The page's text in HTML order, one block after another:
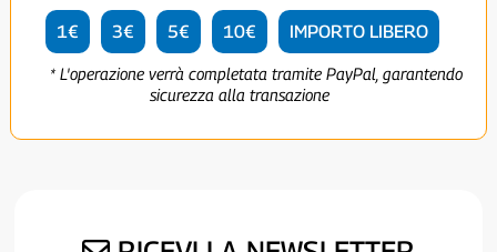
1€ 3€ 5€ 10€ IMPORTO LIBERO
* L'operazione verrà completata tramite PayPal, garantendo
sicurezza alla transazione